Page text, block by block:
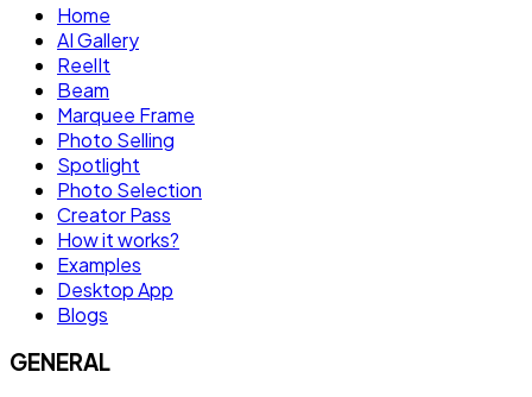
Home
AI Gallery
ReelIt
Beam
Marquee Frame
Photo Selling
Spotlight
Photo Selection
Creator Pass
How it works?
Examples
Desktop App
Blogs
GENERAL